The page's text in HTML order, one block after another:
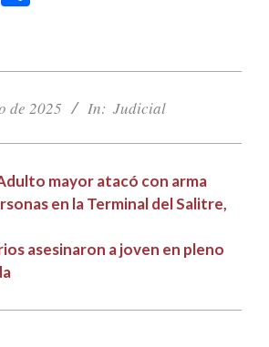
de 2025 In: Judicial
mayor atacó con arma
en la Terminal del Salitre,
asesinaron a joven en pleno